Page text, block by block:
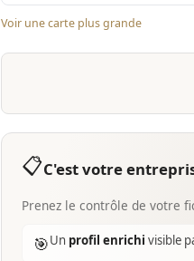
Voir une carte plus grande
📋C'est votre
Prenez le contrôle de votre
🎯Un profil enrichi visible